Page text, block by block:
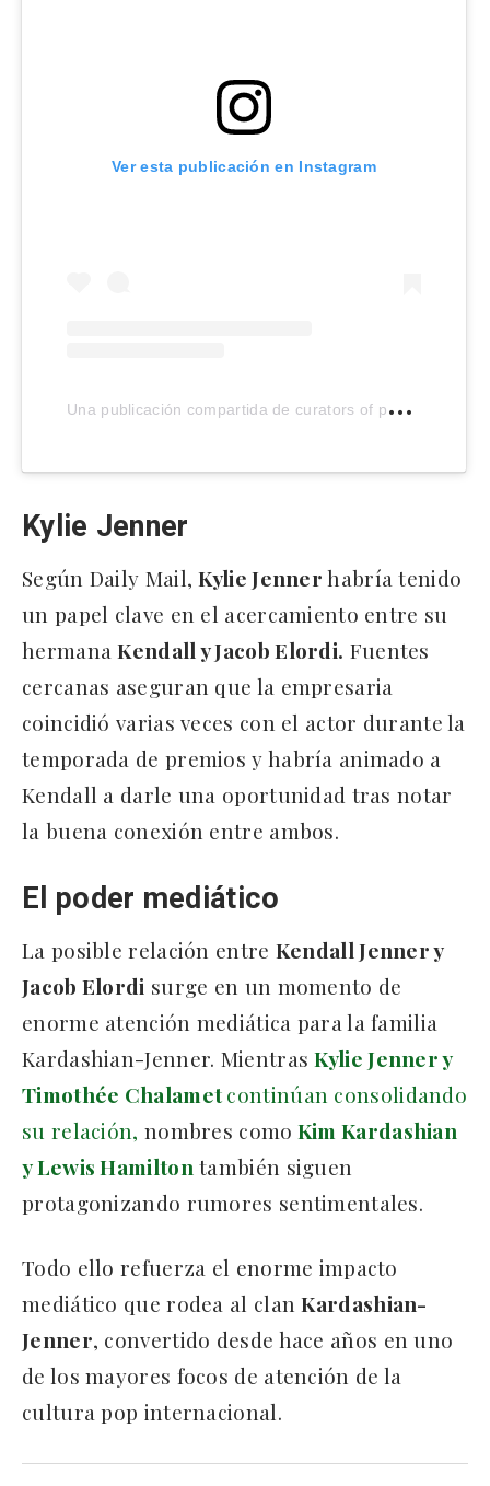
Ver esta publicación en Instagram
U
na publicación compartida de curators of pop culture (@deuxmoi)
Kylie Jenner
Según Daily Mail,Kylie Jennerhabría tenido
un papel clave en el acercamiento entre su
hermanaKendall y Jacob Elordi. Fuentes
cercanas aseguran que la empresaria
coincidió varias veces con el actor durante la
temporada de premios y habría animado a
Kendall a darle una oportunidad tras notar
la buena conexión entre ambos.
El poder mediático
La posible relación entre Kendall Jenner y
Jacob Elordi surge en un momento de
enorme atención mediática para la familia
Kardashian-Jenner. MientrasKylie Jenner y
Timothée Chalametcontinúan consolidando
su relación, nombres como Kim Kardashian
y Lewis Hamilton también siguen
protagonizando rumores sentimentales.
Todo ello refuerza el enorme impacto
mediático que rodea al clanKardashian-
Jenner, convertido desde hace años en uno
de los mayores focos de atención de la
cultura pop internacional.